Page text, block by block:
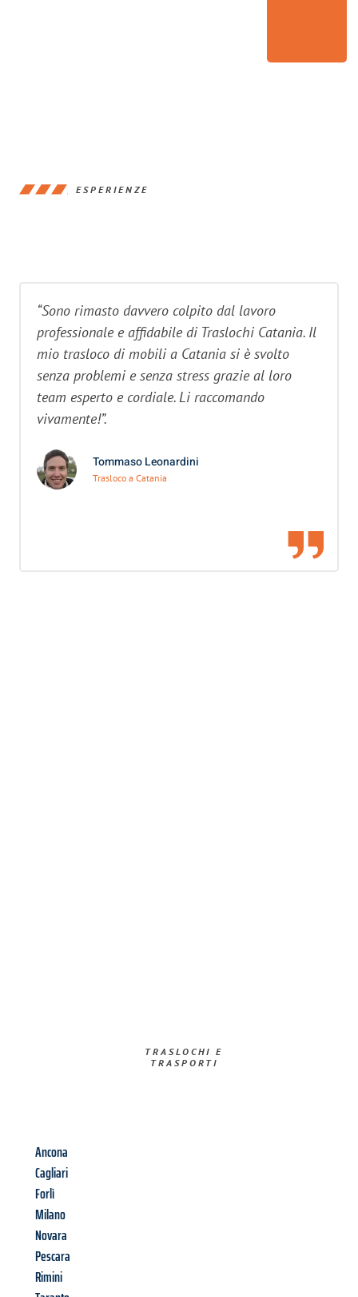
ESPERIENZE
“Sono rimasto davvero colpito dal lavoro
professionale e affidabile di Traslochi Catania. Il
mio trasloco di mobili a Catania si è svolto
senza problemi e senza stress grazie al loro
team esperto e cordiale. Li raccomando
vivamente!”.
Tommaso Leonardini
Trasloco a Catania
TRASLOCHI E
TRASPORTI​
Ancona
Cagliari
Forlì
Milano
Novara
Pescara
Rimini